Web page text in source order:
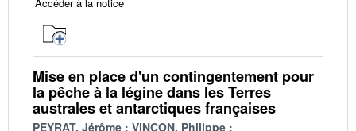
Mise en place d'un contingentement pour
la pêche à la légine dans les Terres
australes et antarctiques françaises
PEYRAT, Jérôme
VINCON, Philippe